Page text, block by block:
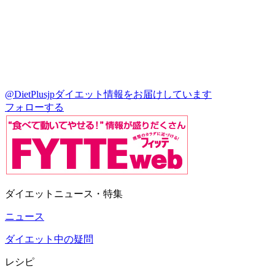
@DietPlusjpダイエット情報をお届けしています
フォローする
ダイエットニュース・特集
ニュース
ダイエット中の疑問
レシピ